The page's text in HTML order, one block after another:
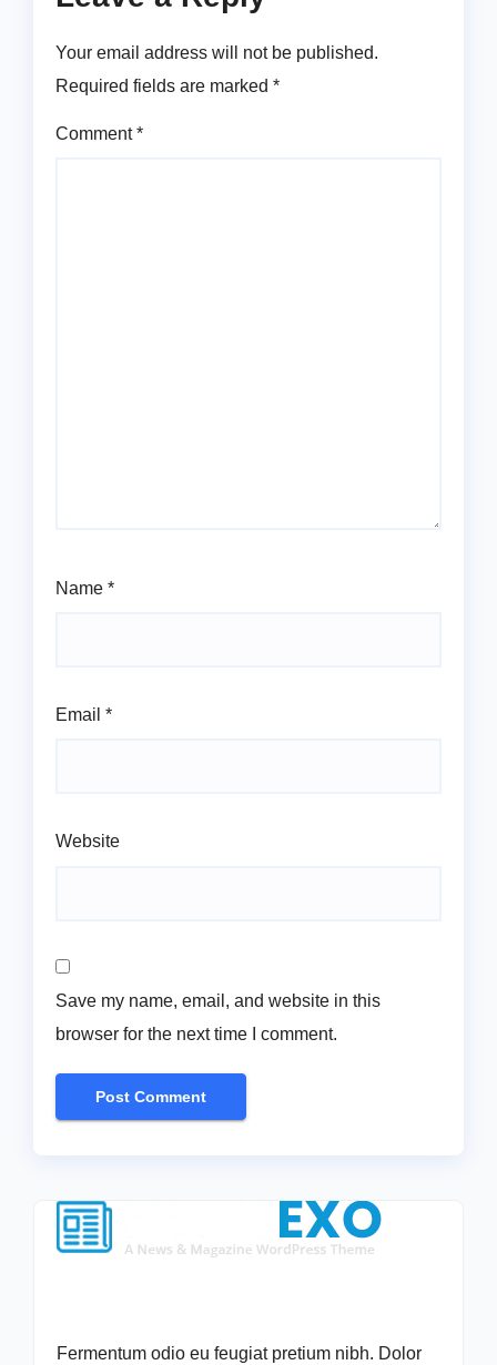
Your email address will not be published.
Required fields are marked *
Comment*
Name *
Email *
Website
Save my name, email, and website in this
browser for the next time I comment.
Fermentum odio eu feugiat pretium nibh. Dolor